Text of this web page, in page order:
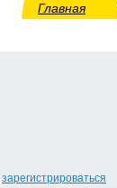
Главная
зарегистрироваться